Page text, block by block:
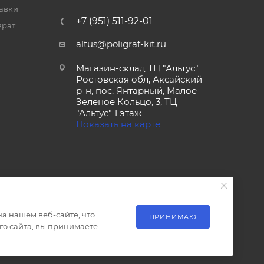
+7 (951) 511-92-01
altus@poligraf-kit.ru
Магазин-склад ТЦ "Альтус"
Ростовская обл, Аксайский
р-н, пос. Янтарный, Малое
Зеленое Кольцо, 3, ТЦ
"Альтус" 1 этаж
Показать на карте
нашем веб-сайте, что
сайта, вы принимаете
ПРИНИМАЮ